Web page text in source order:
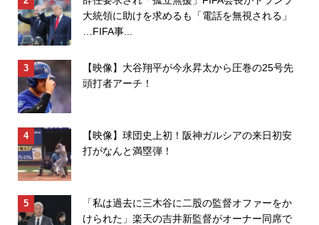
大統領に助けを求めるも「電話を無視される」
…FIFA事...
【映像】大谷翔平が今永昇太から圧巻の25号先
頭打者アーチ！
【映像】球団史上初！阪神ガルシアの来日初安
打がなんと満塁弾！
「私は過去に三木谷に二股の監督オファーをか
けられた」楽天の吉井新監督がオーナー同席で